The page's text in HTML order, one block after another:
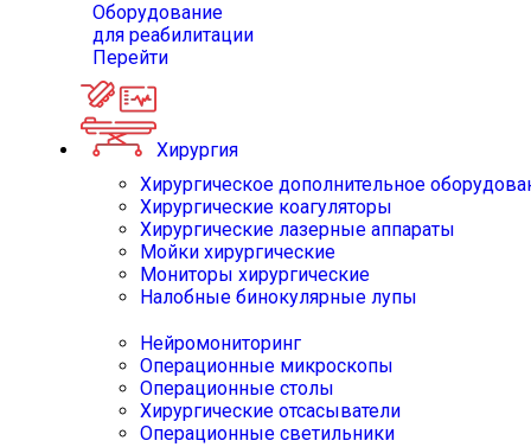
Оборудование
для реабилитации
Перейти
Хирургия
Хирургическое дополнительное
Хирургические коагуляторы
Хирургические лазерные аппараты
Мойки хирургические
Мониторы хирургические
Налобные бинокулярные лупы
Нейромониторинг
Операционные микроскопы
Операционные столы
Хирургические отсасыватели
Операционные светильники